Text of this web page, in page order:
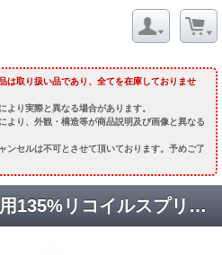
は取り扱い品であり、全てを在庫しておりませ
より実際と異なる場合があります。
より、外観・構造等が商品説明及び画像と異なる
ンセルは不可とさせて頂いております。予めご了
マルイ GBBグロック用135%リコイルスプリング/140%ハンマースプリングセット [GM0348] [取寄]